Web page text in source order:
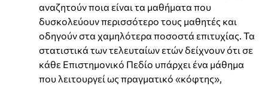
αναζητούν ποια είναι τα μαθήματα που
δυσκολεύουν περισσότερο τους μαθητές και
οδηγούν στα χαμηλότερα ποσοστά επιτυχίας. Τα
στατιστικά των τελευταίων ετών δείχνουν ότι σε
κάθε Επιστημονικό Πεδίο υπάρχει ένα μάθημα
που λειτουργεί ως πραγματικό «κόφτης»,